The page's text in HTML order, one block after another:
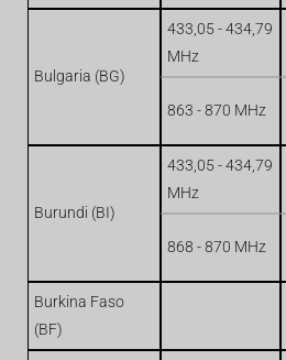
Bulgaria (BG)
433,05 - 434,79
MHz
863 - 870 MHz
Burundi (BI)
433,05 - 434,79
MHz
868 - 870 MHz
Burkina Faso
(BF)